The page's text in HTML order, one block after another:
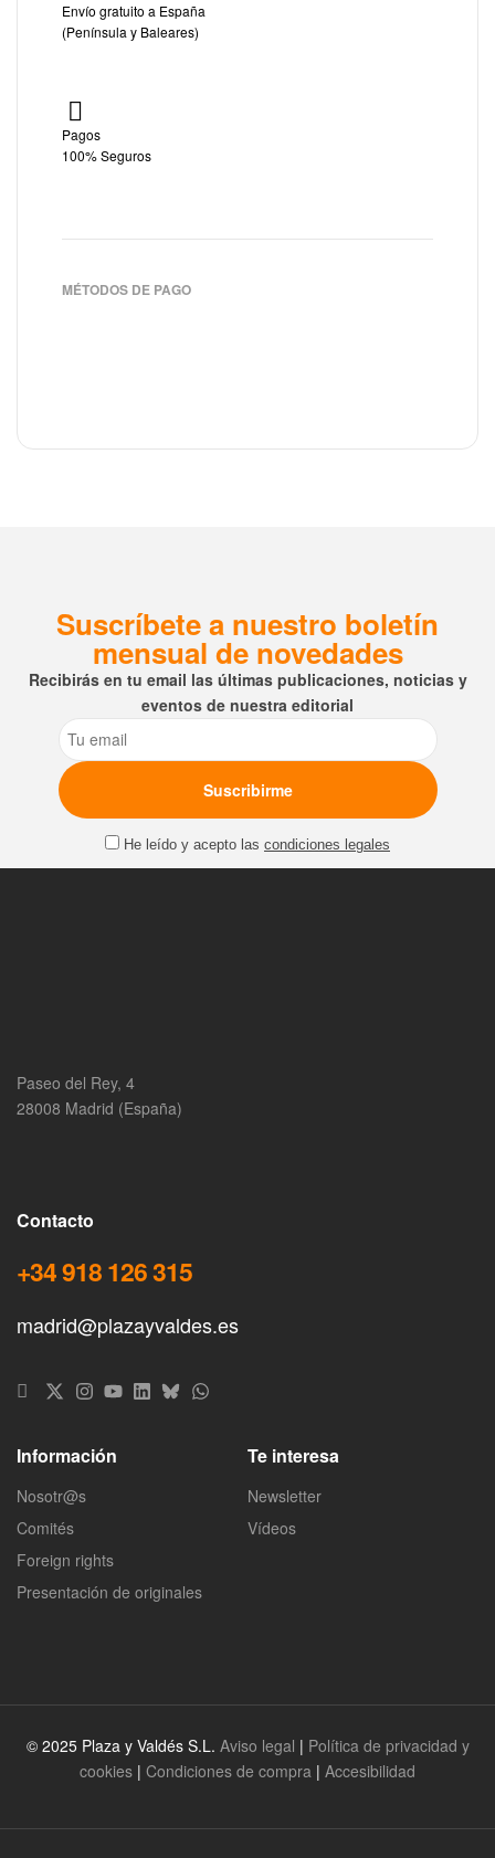
Envío gratuito a España
(Península y Baleares)
Pagos
100% Seguros
MÉTODOS DE PAGO
Suscríbete a nuestro boletín
mensual de novedades
Recibirás en tu email las últimas publicaciones, noticias y
eventos de nuestra editorial
Email
He leído y acepto las condiciones legales
Paseo del Rey, 4
28008 Madrid (España)
Contacto
+34 918 126 315
madrid@plazayvaldes.es
Información
Nosotr@s
Comités
Foreign rights
Presentación de originales
Te interesa
Newsletter
Vídeos
© 2025 Plaza y Valdés S.L. Aviso legal | Política de privacidad y
cookies | Condiciones de compra | Accesibilidad